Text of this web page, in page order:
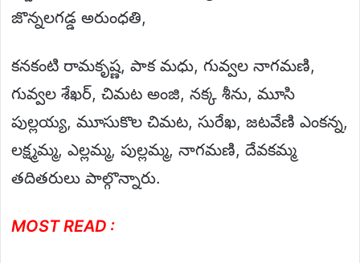
జొన్నలగడ్డ అరుంధతి,
కనకంటి రామకృష్ణ, పాక మధు, గువ్వల నాగమణి,
గువ్వల శేఖర్, చిమట అంజి, నక్క శీను, మూసి
పుల్లయ్య, మూసుకొల చిమట, సురేఖ, జటవేణి ఎంకన్న,
లక్ష్మమ్మ, ఎల్లమ్మ, పుల్లమ్మ, నాగమణి, దేవకమ్మ
తదితరులు పాల్గొన్నారు.
MOST READ :